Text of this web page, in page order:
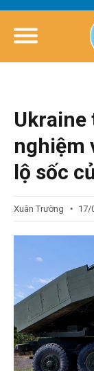
nghiệm
lộ sốc
Xuân Trường 17/